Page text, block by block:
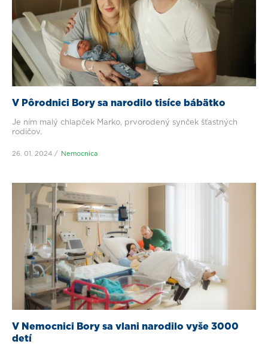
V Pôrodnici Bory sa narodilo tisíce bábätko
Je ním malý chlapček Marko, prvorodený synček šťastných
rodičov.
26. 01. 2024 Nemocnica
V Nemocnici Bory sa vlani narodilo vyše 3000
detí